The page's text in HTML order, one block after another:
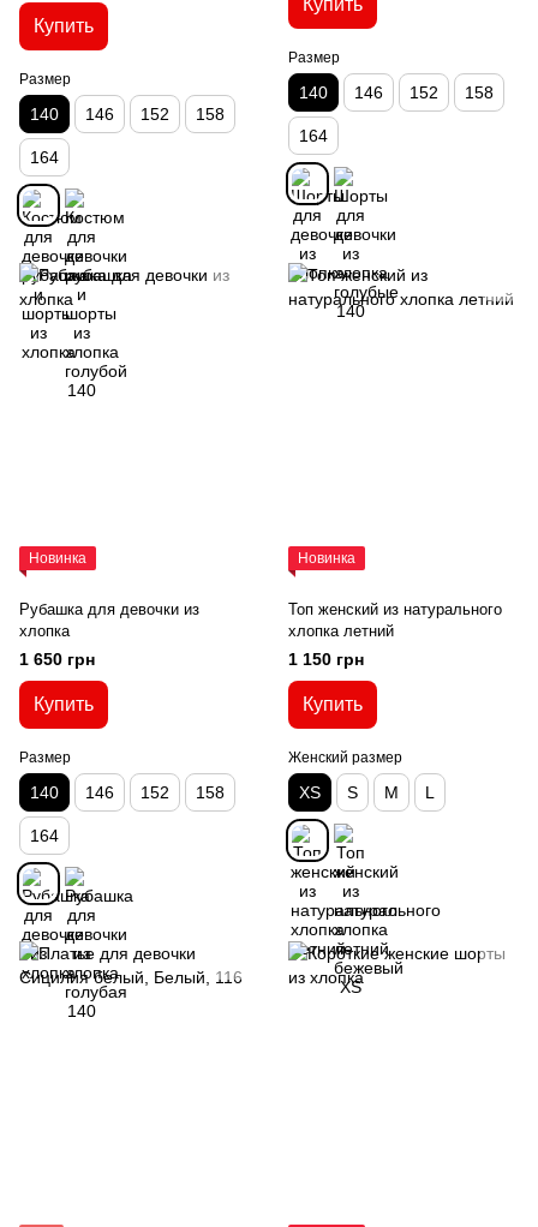
Купить
Размер
140 146 152 158
164
Купить
Размер
140 146 152 158
164
Новинка
Рубашка для девочки из
хлопка
1 650 грн
Купить
Размер
140 146 152 158
164
Новинка
Топ женский из натурального
хлопка летний
1 150 грн
Купить
Женский размер
XS S M L